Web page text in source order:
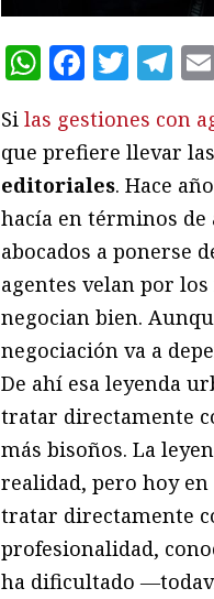
Si las gestiones con
que prefiere llevar
editoriales. Hace
hacía en términos
abocados a ponerse
agentes velan por
negocian bien.
negociación va a
De ahí esa leyenda
tratar directamente
más bisoños. La
realidad, pero hoy
tratar directamente
profesionalidad,
ha dificultado